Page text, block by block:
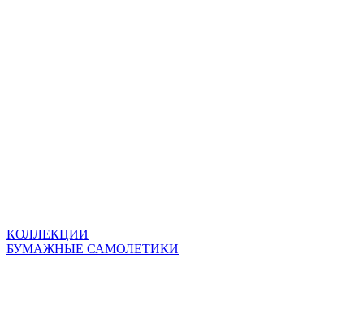
КОЛЛЕКЦИИ
БУМАЖНЫЕ САМОЛЕТИКИ